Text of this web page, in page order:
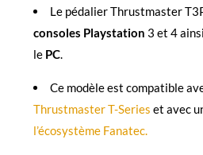
Le pédalier Thrustmaster
consoles Playstation 3 et 4
le PC.
Ce modèle est compatible
Thrustmaster T-Series et avec
l’écosystème Fanatec.